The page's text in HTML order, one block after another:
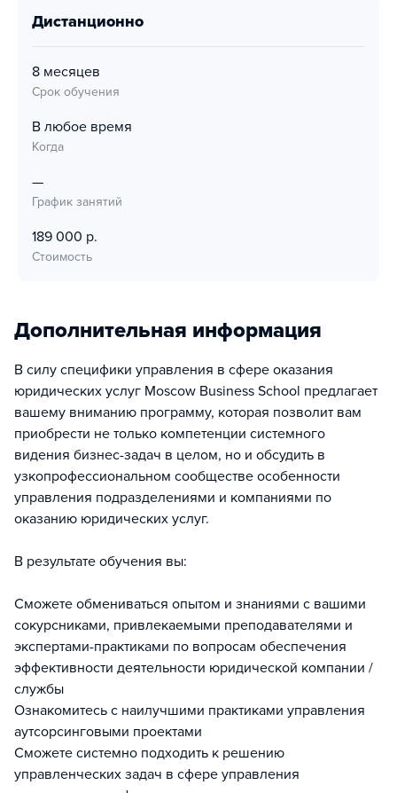
дистанционно
8 месяцев
Срок обучения
В любое время
Когда
—
График занятий
189 000 р.
Стоимость
Дополнительная информация
В силу специфики управления в сфере оказания
юридических услуг Moscow Business School предлагает
вашему вниманию программу, которая позволит вам
приобрести не только компетенции системного
видения бизнес-задач в целом, но и обсудить в
узкопрофессиональном сообществе особенности
управления подразделениями и компаниями по
оказанию юридических услуг.
В результате обучения вы:
Сможете обмениваться опытом и знаниями с вашими
сокурсниками, привлекаемыми преподавателями и
экспертами-практиками по вопросам обеспечения
эффективности деятельности юридической компании /
службы
Ознакомитесь с наилучшими практиками управления
аутсорсинговыми проектами
Сможете системно подходить к решению
управленческих задач в сфере управления